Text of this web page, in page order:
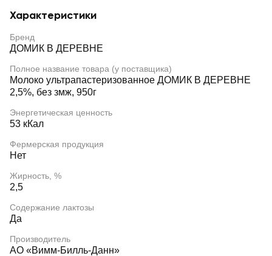
Характеристики
Бренд
ДОМИК В ДЕРЕВНЕ
Полное название товара (у поставщика)
Молоко ультрапастеризованное ДОМИК В ДЕРЕВНЕ
2,5%, без змж, 950г
Энергетическая ценность
53 кКал
Фермерская продукция
Нет
Жирность, %
2,5
Содержание лактозы
Да
Производитель
АО «Вимм-Билль-Данн»